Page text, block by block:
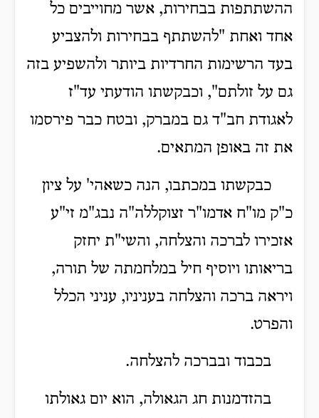
ההשתתפות בבחירות, אשר מחוייבים כל
אחד ואחת "להשתתף בבחירות ולהצביע
בעד הרשימות החרדיות ביותר ולהשפיע בזה
גם על זולתם", וכבקשתו הודעתי עד"ז
לאגודת חב"ד גם במברק, ובטח כבר פירסמו
את זה באופן המתאים.
כבקשתו במכתבו, הנה כשאהי' על ציון
כ"ק מו"ח אדמו"ר זצוקללה"ה נבג"מ זי"ע
אזכירו לברכה והצלחה, והשי"ת יחזק
בריאותו ויוסיף חיל במלחמתה של תורה,
ויראה ברכה והצלחה בעניניו, עניני הכלל
והפרט.
בכבוד ובברכה להצלחה.
בהזדמנות חג הגאולה, הוא יום גאולתו